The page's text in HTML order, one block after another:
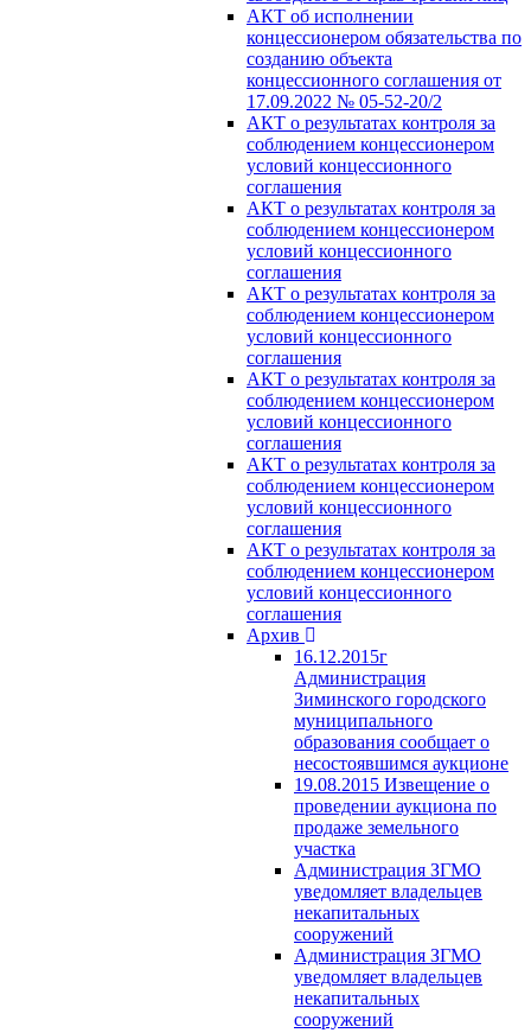
АКТ об исполнении
концессионером обязательства по
созданию объекта
концессионного соглашения от
17.09.2022 № 05-52-20/2
АКТ о результатах контроля за
соблюдением концессионером
условий концессионного
соглашения
АКТ о результатах контроля за
соблюдением концессионером
условий концессионного
соглашения
АКТ о результатах контроля за
соблюдением концессионером
условий концессионного
соглашения
АКТ о результатах контроля за
соблюдением концессионером
условий концессионного
соглашения
АКТ о результатах контроля за
соблюдением концессионером
условий концессионного
соглашения
АКТ о результатах контроля за
соблюдением концессионером
условий концессионного
соглашения
Архив
16.12.2015г
Администрация
Зиминского городского
муниципального
образования сообщает о
несостоявшимся аукционе
19.08.2015 Извещение о
проведении аукциона по
продаже земельного
участка
Администрация ЗГМО
уведомляет владельцев
некапитальных
сооружений
Администрация ЗГМО
уведомляет владельцев
некапитальных
сооружений